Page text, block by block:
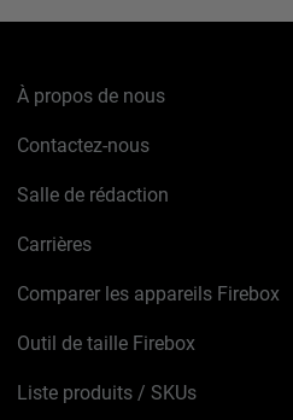
À propos de nous
Contactez-nous
Salle de rédaction
Carrières
Comparer les appareils Firebox
Outil de taille Firebox
Liste produits / SKUs